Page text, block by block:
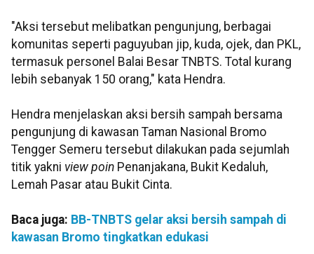
"Aksi tersebut melibatkan pengunjung, berbagai
komunitas seperti paguyuban jip, kuda, ojek, dan PKL,
termasuk personel Balai Besar TNBTS. Total kurang
lebih sebanyak 150 orang," kata Hendra.
Hendra menjelaskan aksi bersih sampah bersama
pengunjung di kawasan Taman Nasional Bromo
Tengger Semeru tersebut dilakukan pada sejumlah
titik yakni view poin Penanjakana, Bukit Kedaluh,
Lemah Pasar atau Bukit Cinta.
Baca juga: BB-TNBTS gelar aksi bersih sampah di
kawasan Bromo tingkatkan edukasi